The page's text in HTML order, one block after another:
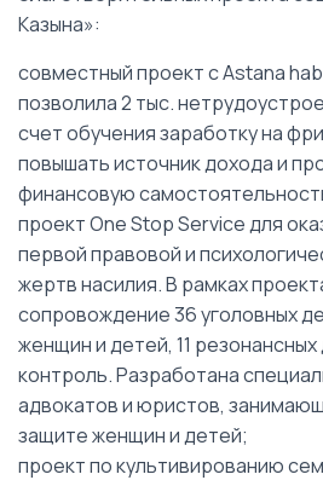
Казына»:
совместный проект с Astana
позволила 2 тыс.
счет обучения заработку на
повышать источник дохода и
финансовую
проект One Stop Service для
первой правовой и
жертв насилия. В рамках
сопровождение 36 уголовных
женщин и детей, 11
контроль. Разработана
адвокатов и юристов,
защите женщин и детей;
проект по культивированию